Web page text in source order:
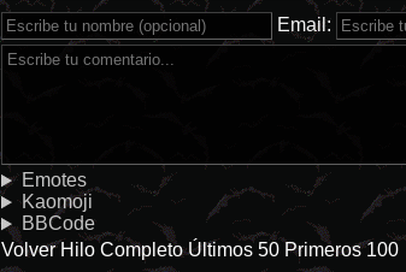
Email:
Emotes
Kaomoji
BBCode
Volver Hilo Completo Últimos 50 Primeros 100